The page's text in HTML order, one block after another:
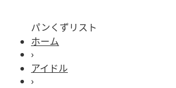
パンくずリスト
ホーム
›
アイドル
›